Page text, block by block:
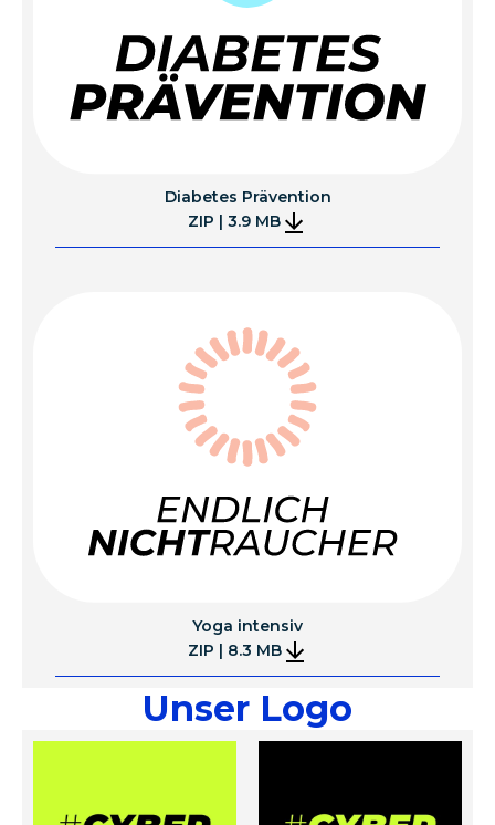
Diabetes Prävention
ZIP | 3.9 MB
Yoga intensiv
ZIP | 8.3 MB
Unser Logo